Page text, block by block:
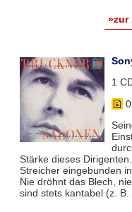
»zur
1
Stärke dieses
Streicher eingebunden
Nie dröhnt das Blech,
sind stets kantabel (z. B.